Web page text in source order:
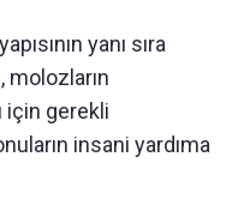
yanı sıra
molozların
için gerekli
insani yardıma